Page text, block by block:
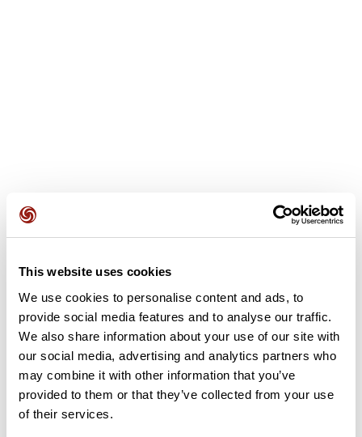
This website uses cookies
We use cookies to personalise content and ads, to
provide social media features and to analyse our traffic.
We also share information about your use of our site with
our social media, advertising and analytics partners who
may combine it with other information that you’ve
provided to them or that they’ve collected from your use
of their services.
Opiniones de los usuarios
Este recorrido aún no contiene opiniones. ¿Ya lo has
Añadir una opinión